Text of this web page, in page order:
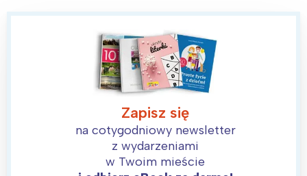
Zapisz się
na cotygodniowy newsletter
z wydarzeniami
w Twoim mieście
Interesują mnie wydarzenia z
tego regionu:
Warszawa
Śląsk